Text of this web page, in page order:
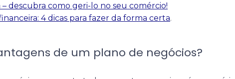
– descubra como geri-lo no seu comércio!
4 dicas para fazer da forma certa.
de um plano de negócios?